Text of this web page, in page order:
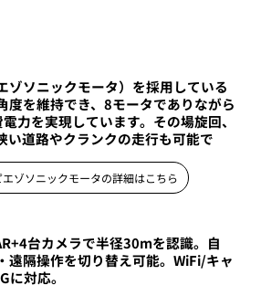
台カメラで半径30mを認識。自
遠隔操作を切り替え可能。WiFi/キャ
に対応。
ゾソニックモータ）を採用している
度を維持でき、8モータでありながら
力を実現しています。その場旋回、
い道路やクランクの走行も可能で
エゾソニックモータの詳細はこちら